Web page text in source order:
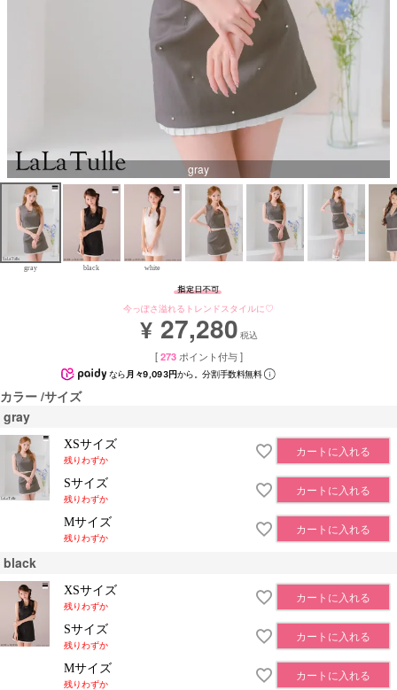
gray
gray black white
今っぽさ溢れるトレンドスタイルに♡
¥ 27,280 税込
[ 273 ポイント付与 ]
なら 月々9,093円から。分割手数料無料
カラー サイズ
gray
XSサイズ
残りわずか
カートに入れる
Sサイズ
残りわずか
カートに入れる
Mサイズ
残りわずか
カートに入れる
black
XSサイズ
残りわずか
カートに入れる
Sサイズ
残りわずか
カートに入れる
Mサイズ
残りわずか
カートに入れる